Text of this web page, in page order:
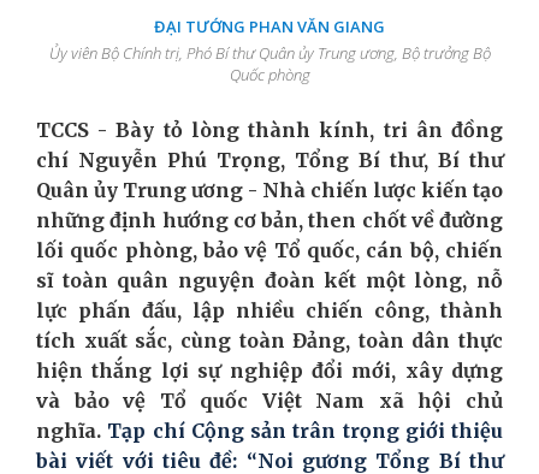
ĐẠI TƯỚNG PHAN VĂN GIANG
Ủy viên Bộ Chính trị, Phó Bí thư Quân ủy Trung ương, Bộ trưởng Bộ
Quốc phòng
TCCS - Bày tỏ lòng thành kính, tri ân đồng
chí Nguyễn Phú Trọng, Tổng Bí thư, Bí thư
Quân ủy Trung ương - Nhà chiến lược kiến tạo
những định hướng cơ bản, then chốt về đường
lối quốc phòng, bảo vệ Tổ quốc, cán bộ, chiến
sĩ toàn quân nguyện đoàn kết một lòng, nỗ
lực phấn đấu, lập nhiều chiến công, thành
tích xuất sắc, cùng toàn Đảng, toàn dân thực
hiện thắng lợi sự nghiệp đổi mới, xây dựng
và bảo vệ Tổ quốc Việt Nam xã hội chủ
nghĩa. Tạp chí Cộng sản trân trọng giới thiệu
bài viết với tiêu đề: “Noi gương Tổng Bí thư